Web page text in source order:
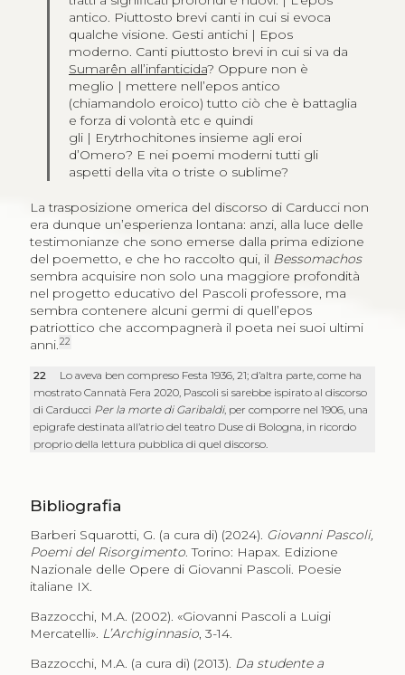
antico. Piuttosto brevi canti in cui si evoca
qualche visione. Gesti antichi | Epos
moderno. Canti piuttosto brevi in cui si va da
Sumarên all’infanticida? Oppure non è
meglio | mettere nell’epos antico
(chiamandolo eroico) tutto ciò che è battaglia
e forza di volontà etc e quindi
gli | Erytrhochitones insieme agli eroi
d’Omero? E nei poemi moderni tutti gli
aspetti della vita o triste o sublime?
La trasposizione omerica del discorso di Carducci non
era dunque un’esperienza lontana: anzi, alla luce delle
testimonianze che sono emerse dalla prima edizione
del poemetto, e che ho raccolto qui, il Bessomachos
sembra acquisire non solo una maggiore profondità
nel progetto educativo del Pascoli professore, ma
sembra contenere alcuni germi di quell’epos
patriottico che accompagnerà il poeta nei suoi ultimi
anni.22
22
Lo aveva ben compreso Festa 1936, 21; d’altra parte, come ha
mostrato Cannatà Fera 2020, Pascoli si sarebbe ispirato al discorso
di Carducci Per la morte di Garibaldi, per comporre nel 1906, una
epigrafe destinata all’atrio del teatro Duse di Bologna, in ricordo
proprio della lettura pubblica di quel discorso.
Bibliografia
Barberi Squarotti, G. (a cura di) (2024). Giovanni Pascoli,
Poemi del Risorgimento. Torino: Hapax. Edizione
Nazionale delle Opere di Giovanni Pascoli. Poesie
italiane IX.
Bazzocchi, M.A. (2002). «Giovanni Pascoli a Luigi
Mercatelli». L’Archiginnasio, 3-14.
Bazzocchi, M.A. (a cura di) (2013). Da studente a